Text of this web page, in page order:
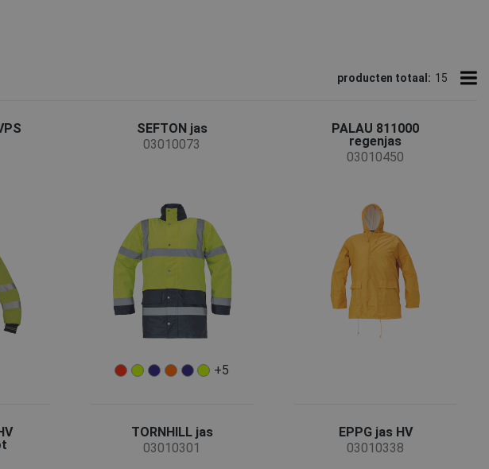
tegelijkertijd zeer comfortabel en geschikt om de hele dag te dragen.
producten totaal: 15
SEFTON jas
03010073
+5
PALAU 811000
regenjas
03010450
TORNHILL jas
03010301
EPPG jas HV
03010338